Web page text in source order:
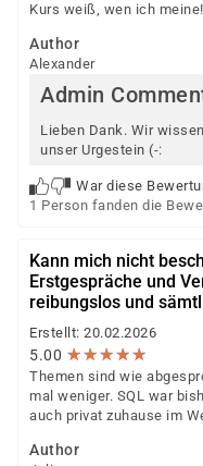
Kurs weiß, wen ich meine!
Author
Alexander
Admin
Lieben Dank. Wir
unser Urgestein (-:
War diese
1 Person fanden die
Kann mich nicht
Erstgespräche und
reibungslos und
Erstellt: 20.02.2026
5.00 ★★★★★
★★★★★
Themen sind wie
mal weniger. SQL war
auch privat zuhause im
Author